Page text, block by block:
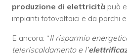
produzione di elettricità può
impianti fotovoltaici e da parchi
E ancora: “Il risparmio
teleriscaldamento e l’